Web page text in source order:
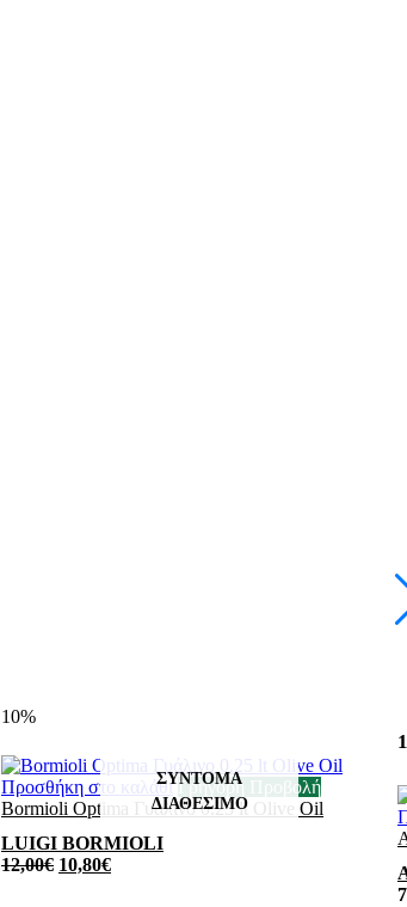
10%
Προσθήκη στο καλάθι Γρήγορη Προβολή
Bormioli Optima Γυάλινο 0.25 lt Olive Oil
LUIGI BORMIOLI
12,00€ 10,80€